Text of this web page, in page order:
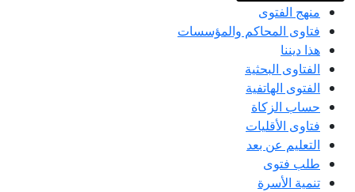
منهج الفتوى
فتاوى المحاكم والمؤسسات
هذا ديننا
الفتاوى البحثية
الفتوى الهاتفية
حساب الزكاة
فتاوى الأقليات
التعليم عن بعد
طلب فتوى
تنمية الأسرة